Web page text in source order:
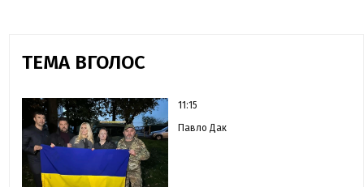
ТЕМА ВГОЛОС
11:15
Павло Дак